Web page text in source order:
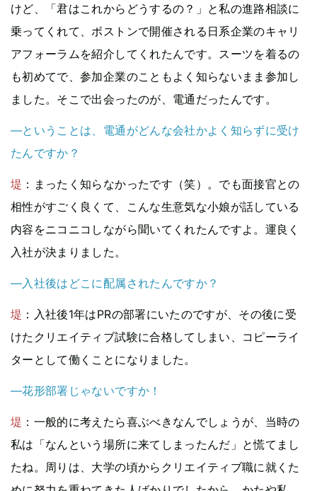
けど、「君はこれからどうするの？」と私の進路相談に
乗ってくれて、ボストンで開催される日系企業のキャリ
アフォーラムを紹介してくれたんです。スーツを着るの
も初めてで、参加企業のこともよく知らないまま参加し
ました。そこで出会ったのが、電通だったんです。
—ということは、電通がどんな会社かよく知らずに受け
たんですか？
堤 ：まったく知らなかったです（笑）。でも面接官との
相性がすごく良くて、こんな生意気な小娘が話している
内容をニコニコしながら聞いてくれたんですよ。運良く
入社が決まりました。
—入社後はどこに配属されたんですか？
堤 ：入社後1年はPRの部署にいたのですが、その後に受
けたクリエイティブ試験に合格してしまい、コピーライ
ターとして働くことになりました。
—花形部署じゃないですか！
堤 ：一般的に考えたら喜ぶべきなんでしょうが、当時の
私は「なんという場所に来てしまったんだ」と慌てまし
たね。周りは、大学の頃からクリエイティブ職に就くた